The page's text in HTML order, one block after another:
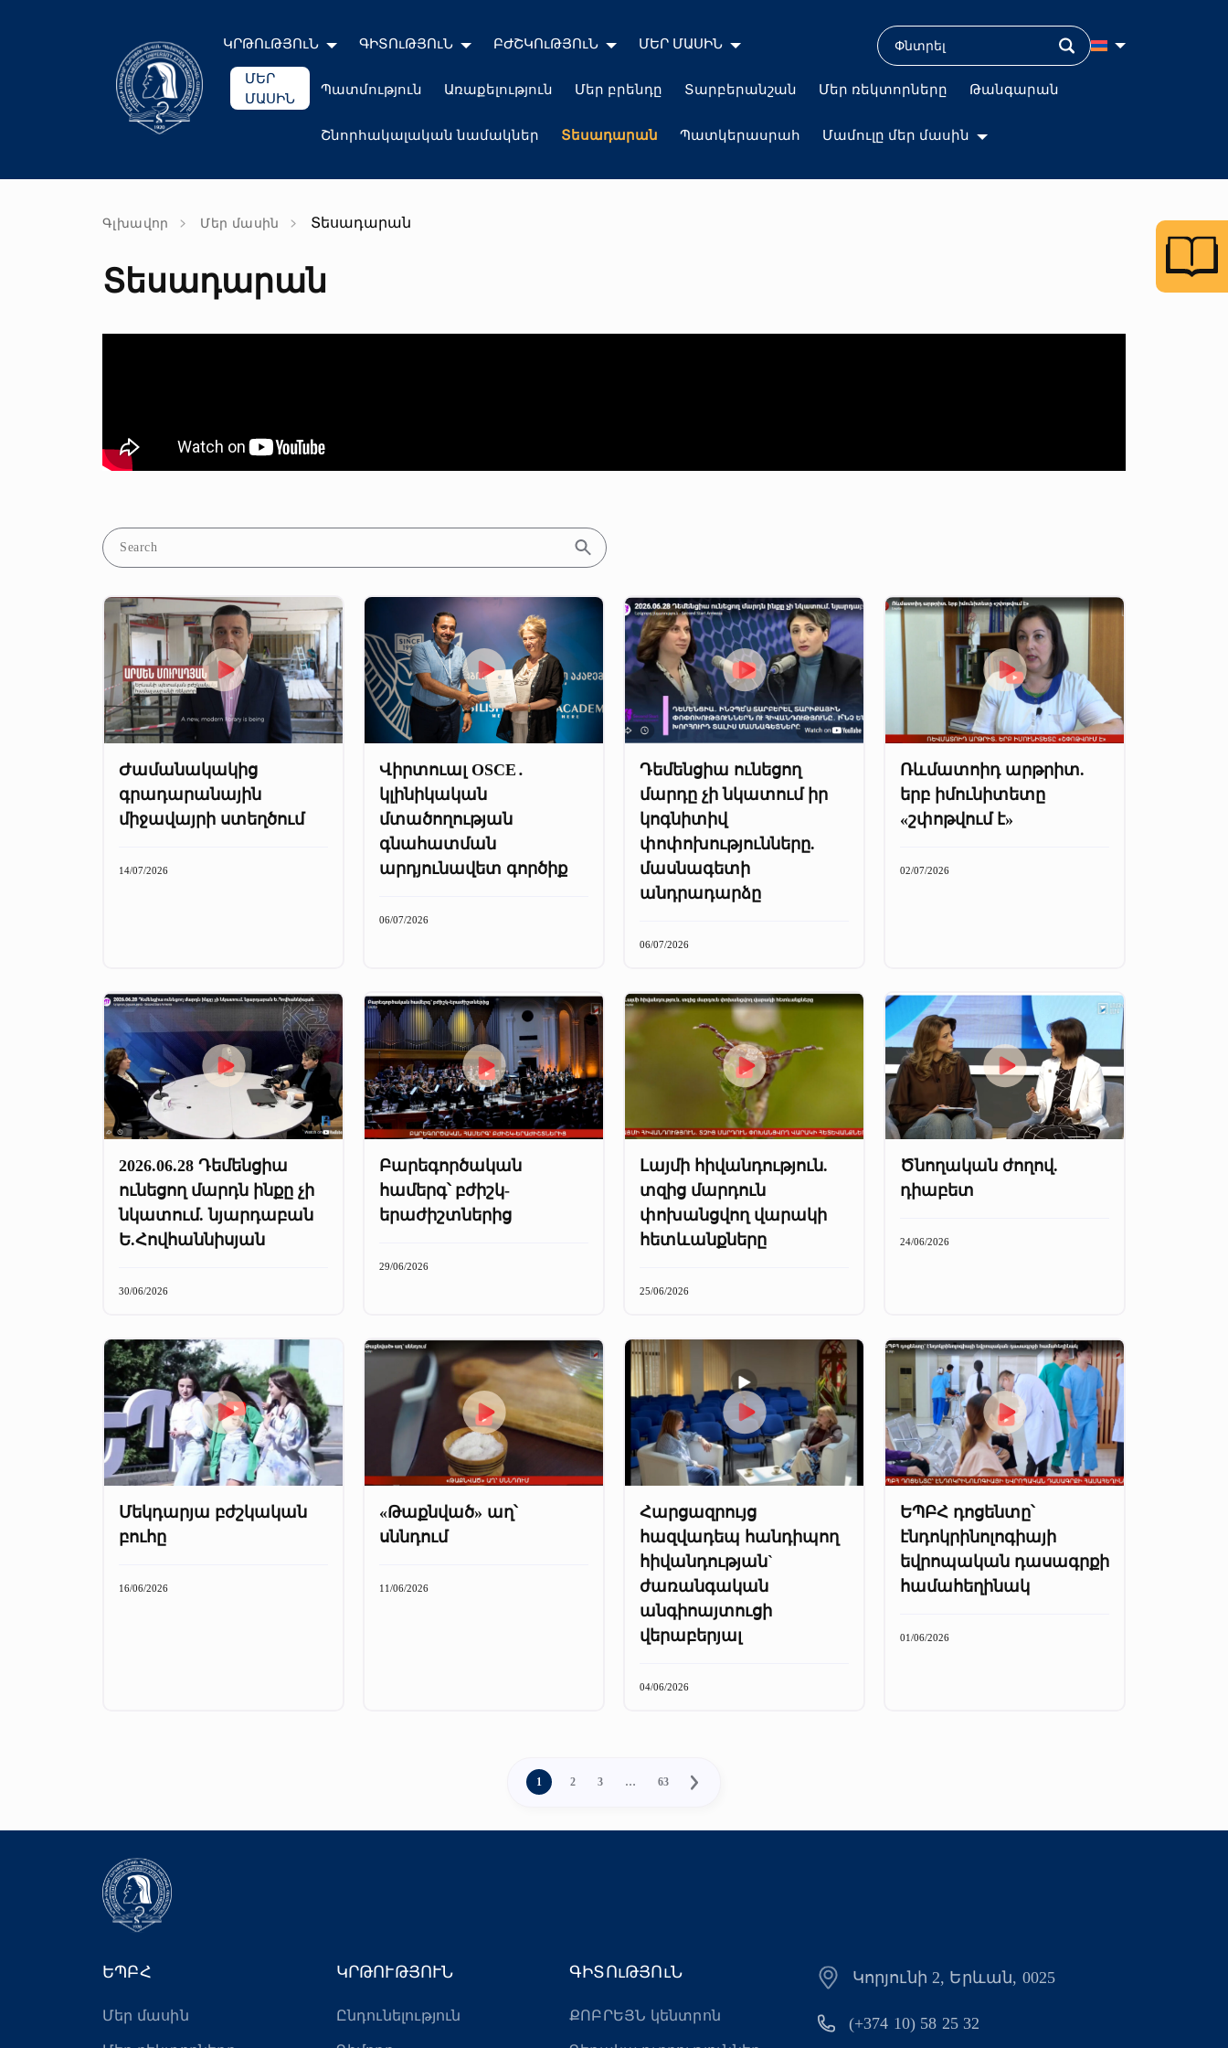
ԿՐԹՈւԹՅՈւՆ ԳԻՏՈւԹՅՈւՆ ԲԺՇԿՈւԹՅՈւՆ ՄԵՐ ՄԱՍԻՆ
ՄԵՐ
ՄԱՍԻՆ
Պատմություն Առաքելություն Մեր բրենդը Տարբերանշան Մեր ռեկտորները Թանգարան
Շնորհակալական նամակներ Տեսադարան Պատկերասրահ Մամուլը մեր մասին
Գլխավոր Մեր մասին Տեսադարան
Տեսադարան
Ժամանակակից
գրադարանային
միջավայրի ստեղծում
14/07/2026
Վիրտուալ OSCE․
կլինիկական
մտածողության
գնահատման
արդյունավետ գործիք
06/07/2026
Դեմենցիա ունեցող
մարդը չի նկատում իր
կոգնիտիվ
փոփոխությունները.
մասնագետի
անդրադարձը
06/07/2026
Ռևմատոիդ արթրիտ.
երբ իմունիտետը
«շփոթվում է»
02/07/2026
2026.06.28 Դեմենցիա
ունեցող մարդն ինքը չի
նկատում. նյարդաբան
Ե.Հովհաննիսյան
30/06/2026
Բարեգործական
համերգ՝ բժիշկ-
երաժիշտներից
29/06/2026
Լայմի հիվանդություն.
տզից մարդուն
փոխանցվող վարակի
հետևանքները
25/06/2026
Ծնողական ժողով.
դիաբետ
24/06/2026
Մեկդարյա բժշկական
բուհը
16/06/2026
«Թաքնված» աղ՝
սննդում
11/06/2026
Հարցազրույց
հազվադեպ հանդիպող
հիվանդության`
ժառանգական
անգիոայտուցի
վերաբերյալ
04/06/2026
ԵՊԲՀ դոցենտը՝
էնդոկրինոլոգիայի
եվրոպական դասագրքի
համահեղինակ
01/06/2026
1 2 3 … 63
ԵՊԲՀ
Մեր մասին
ԿՐԹՈՒԹՅՈՒՆ
Ընդունելություն
ԳԻՏՈւԹՅՈւՆ
ՔՈԲՐԵՅՆ կենտրոն
Կորյունի 2, Երևան, 0025
(+374 10) 58 25 32